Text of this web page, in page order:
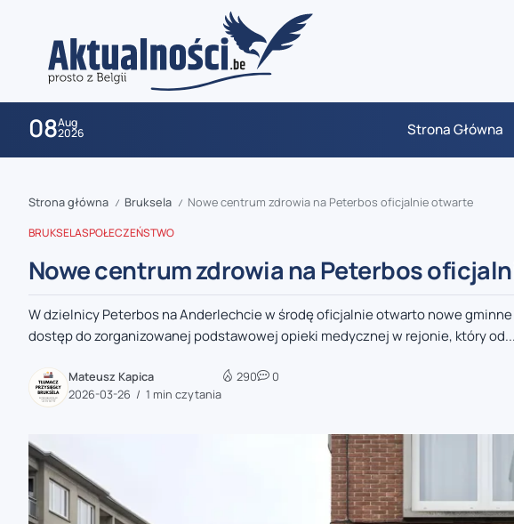
08Aug
2026 Strona Główna
zaobserwuj nas
zaobserwuj nas
zaobserwuj nas
zaobserwuj nas
Strona główna / Bruksela / Nowe centrum zdrowia na Peterbos oficjalnie otwarte
BRUKSELASPOŁECZEŃSTWO
Nowe centrum zdrowia na Peterbos
W dzielnicy Peterbos na Anderlechcie w środę oficjalnie otwarto nowe
dostęp do zorganizowanej podstawowej opieki medycznej w rejonie, który od...
Mateusz Kapica
2026-03-26
1 min czytania
290 0